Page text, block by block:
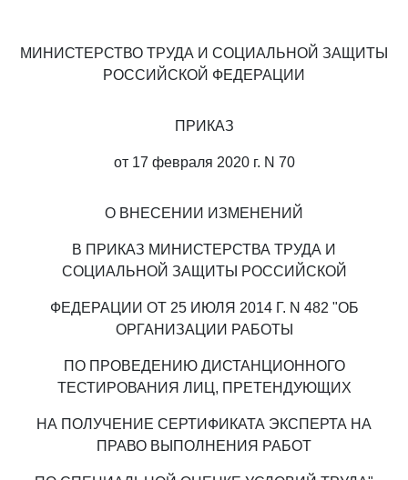
МИНИСТЕРСТВО ТРУДА И СОЦИАЛЬНОЙ ЗАЩИТЫ
РОССИЙСКОЙ ФЕДЕРАЦИИ
ПРИКАЗ
от 17 февраля 2020 г. N 70
О ВНЕСЕНИИ ИЗМЕНЕНИЙ
В ПРИКАЗ МИНИСТЕРСТВА ТРУДА И
СОЦИАЛЬНОЙ ЗАЩИТЫ РОССИЙСКОЙ
ФЕДЕРАЦИИ ОТ 25 ИЮЛЯ 2014 Г. N 482 "ОБ
ОРГАНИЗАЦИИ РАБОТЫ
ПО ПРОВЕДЕНИЮ ДИСТАНЦИОННОГО
ТЕСТИРОВАНИЯ ЛИЦ, ПРЕТЕНДУЮЩИХ
НА ПОЛУЧЕНИЕ СЕРТИФИКАТА ЭКСПЕРТА НА
ПРАВО ВЫПОЛНЕНИЯ РАБОТ